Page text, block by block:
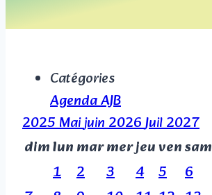
Catégories
Agenda AJB
2025Maijuin 2026Juil2027
dimlunmarmerjeuvensam
1
2 3 4 5
6